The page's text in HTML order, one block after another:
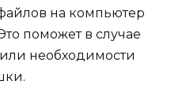
на компьютер
поможет в случае
необходимости